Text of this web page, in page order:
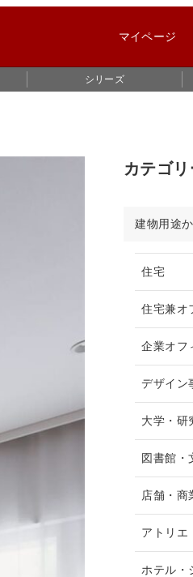
マイページ
シリーズ
カテゴ
建物用途
住宅
住宅兼オ
企業オフ
デザイン
大学・研
図書館・
店舗・商
アトリエ
ホテル・